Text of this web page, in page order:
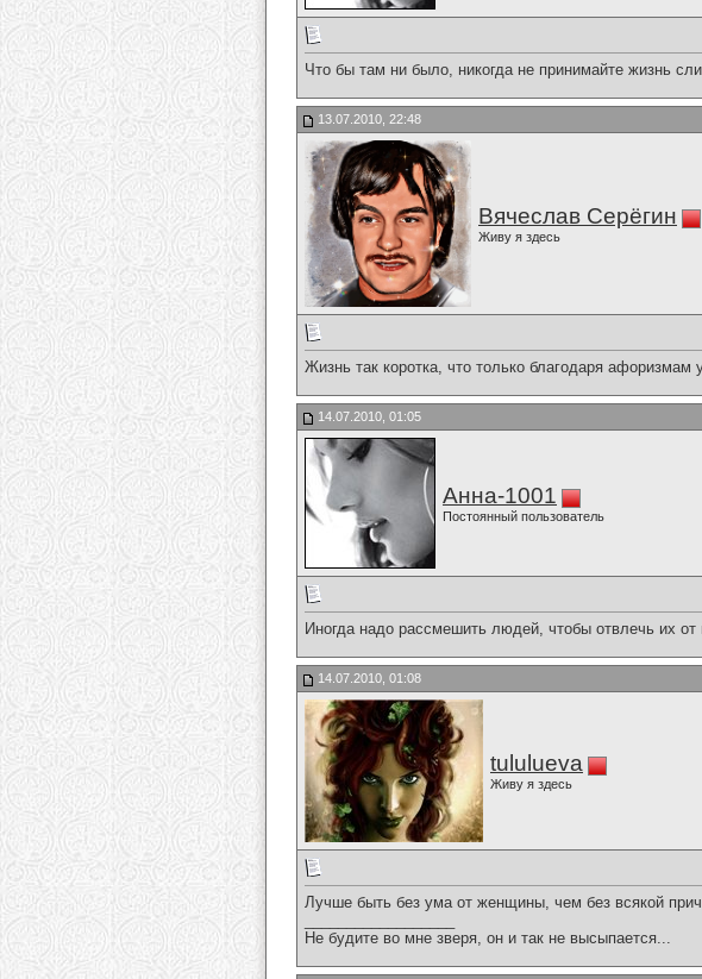
Что бы там ни было, никогда не принимайте жизнь
13.07.2010, 22:48
Вячеслав Серёгин
Живу я здесь
Жизнь так коротка, что только благодаря
14.07.2010, 01:05
Анна-1001
Постоянный пользователь
Иногда надо рассмешить людей, чтобы отвлечь их от
14.07.2010, 01:08
tululueva
Живу я здесь
Лучше быть без ума от женщины, чем без всякой
Не будите во мне зверя, он и так не высыпается...